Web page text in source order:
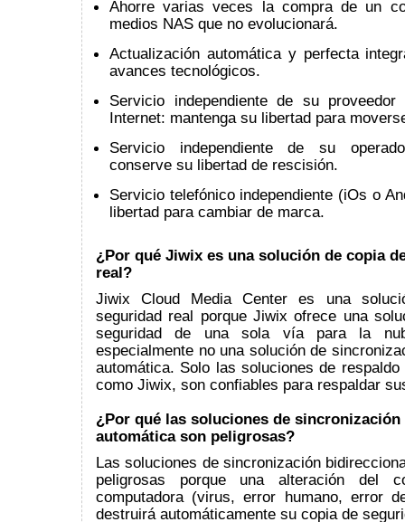
Ahorre varias veces la compra de un
medios NAS que no evolucionará.
Actualización automática y perfecta
avances tecnológicos.
Servicio independiente de su
Internet: mantenga su libertad para
Servicio independiente de su
conserve su libertad de rescisión.
Servicio telefónico independiente (iOs o
libertad para cambiar de marca.
¿Por qué Jiwix es una solución de copia
real?
Jiwix Cloud Media Center es una
seguridad real porque Jiwix ofrece una
seguridad de una sola vía para la
especialmente no una solución de
automática. Solo las soluciones de respaldo
como Jiwix, son confiables para respaldar
¿Por qué las soluciones de
automática son peligrosas?
Las soluciones de sincronización
peligrosas porque una alteración del
computadora (virus, error humano, error
destruirá automáticamente su copia de